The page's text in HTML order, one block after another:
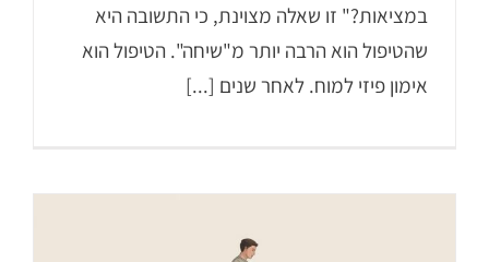
במציאות?" זו שאלה מצוינת, כי התשובה היא
שהטיפול הוא הרבה יותר מ"שיחה". הטיפול הוא
אימון פיזי למוח. לאחר שנים [...]